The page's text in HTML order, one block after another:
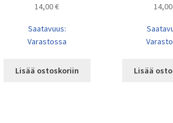
14,00€
Saatavuus:
Varastossa
Lisää ostoskoriin
14,00
Lisää